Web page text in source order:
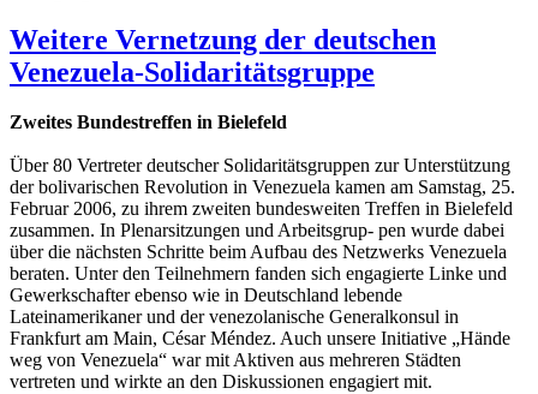
Weitere Vernetzung der deutschen
Venezuela-Solidaritätsgruppe
Zweites Bundestreffen in Bielefeld
Über 80 Vertreter deutscher Solidaritätsgruppen zur Unterstützung
der bolivarischen Revolution in Venezuela kamen am Samstag, 25.
Februar 2006, zu ihrem zweiten bundesweiten Treffen in Bielefeld
zusammen. In Plenarsitzungen und Arbeitsgrup- pen wurde dabei
über die nächsten Schritte beim Aufbau des Netzwerks Venezuela
beraten. Unter den Teilnehmern fanden sich engagierte Linke und
Gewerkschafter ebenso wie in Deutschland lebende
Lateinamerikaner und der venezolanische Generalkonsul in
Frankfurt am Main, César Méndez. Auch unsere Initiative „Hände
weg von Venezuela“ war mit Aktiven aus mehreren Städten
vertreten und wirkte an den Diskussionen engagiert mit.